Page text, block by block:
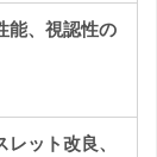
能、視認性の
レット改良、